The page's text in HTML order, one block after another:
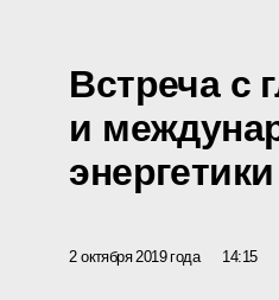
Встреча с
и
энергетики
2 октября 2019 года 14:15